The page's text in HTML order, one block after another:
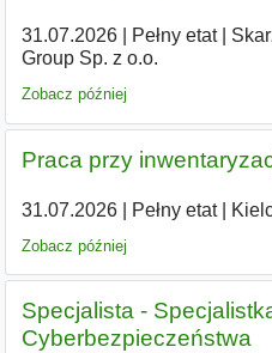
31.07.2026| Pełny etat|
Group Sp. z o.o.
Zobacz później
Praca przy
31.07.2026| Pełny etat|
Zobacz później
Specjalista -
Cyberbezpieczeństwa